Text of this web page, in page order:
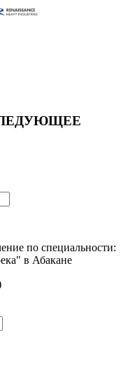
по специальности:
в Абакане